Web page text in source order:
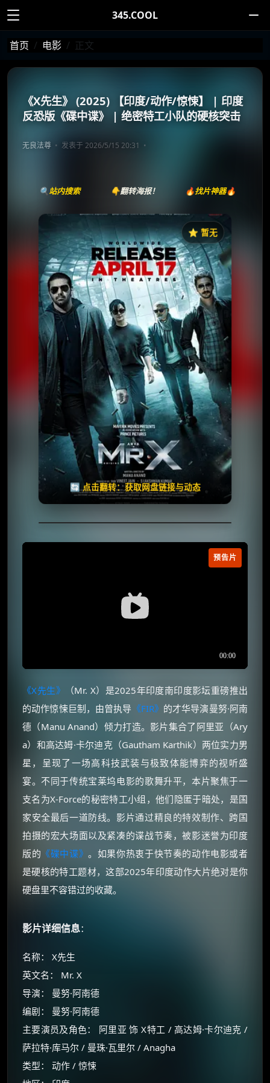
345.COOL
首页 电影 正文
《X先生》 (2025) 【印度/动作/惊悚】 | 印度
反恐版《碟中谍》 | 绝密特工小队的硬核突击
无良法尊 发表于 2026/5/15 20:31
🔍站内搜索 👇翻转海报！ 🔥找片神器🔥
⭐️ 暂无
🔄 点击翻转：获取网盘链接与动态
《மிஸ்டர். எக்ஸ்》
⭐
收藏
⭐️ 评分：暂无 | 🎬 2026年
夸克网盘
百度网盘
失效请反馈
🧧️
天天领红包
预告片
《X先生》
（Mr. X）是2025年印度南印度影坛重磅推出
的动作惊悚巨制，由曾执导 《FIR》 的才华导演曼努·阿南
德（Manu Anand）倾力打造。影片集合了阿里亚（Ary
a）和高达姆·卡尔迪克（Gautham Karthik）两位实力男
星，呈现了一场高科技武装与极致体能博弈的视听盛
宴。不同于传统宝莱坞电影的歌舞升平，本片聚焦于一
支名为X-Force的秘密特工小组，他们隐匿于暗处，是国
家安全最后一道防线。影片通过精良的特效制作、跨国
拍摄的宏大场面以及紧凑的谍战节奏，被影迷誉为印度
版的 《碟中谍》。如果你热衷于快节奏的动作电影或者
是硬核的特工题材，这部2025年印度动作大片绝对是你
硬盘里不容错过的收藏。
影片详细信息：
名称： X先生
英文名： Mr. X
导演： 曼努·阿南德
编剧： 曼努·阿南德
主要演员及角色： 阿里亚 饰 X特工 / 高达姆·卡尔迪克 /
萨拉特·库马尔 / 曼珠·瓦里尔 / Anagha
类型： 动作 / 惊悚